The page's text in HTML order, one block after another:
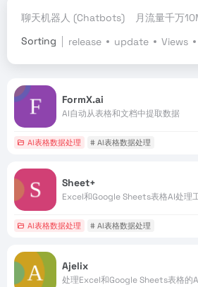
聊天机器人 (Chatbots) 月流量千万
Sorting
release update Views
FormX.ai
AI自动从表格和文档中提取数据
AI表格数据处理 # AI表格数据处理
Sheet+
Excel和Google Sheets表格AI处理
AI表格数据处理 # AI表格数据处理
Ajelix
处理Excel和Google Sheets表格的